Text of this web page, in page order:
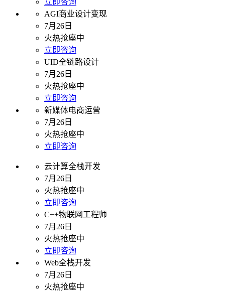
立即咨询
AGI商业设计变现
7月26日
火热抢座中
立即咨询
UID全链路设计
7月26日
火热抢座中
立即咨询
新媒体电商运营
7月26日
火热抢座中
立即咨询
云计算全栈开发
7月26日
火热抢座中
立即咨询
C++物联网工程师
7月26日
火热抢座中
立即咨询
Web全栈开发
7月26日
火热抢座中